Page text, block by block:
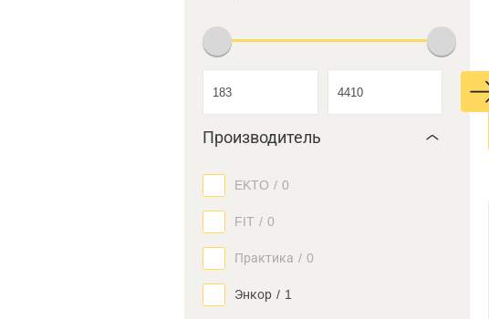
Производитель
EKTO / 0
FIT / 0
Практика / 0
Энкор / 1